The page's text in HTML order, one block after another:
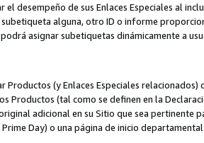
desempeño de sus Enlaces Especiales al
alguna, otro ID o informe
asignar subetiquetas dinámicamente a
Productos (y Enlaces Especiales
Productos (tal como se definen en la
adicional en su Sitio que sea pertinente
Day) o una página de inicio